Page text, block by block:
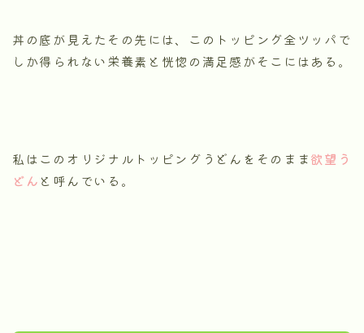
丼の底が見えたその先には、このトッピング全ツッパで
しか得られない栄養素と恍惚の満足感がそこにはある。
私はこのオリジナルトッピングうどんをそのまま欲望う
どん と呼んでいる。